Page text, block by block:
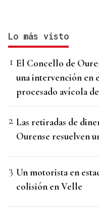
Lo más visto
El Concello de
una intervención en
procesado avícola
Las retiradas de
Ourense resuelven
Un motorista en
colisión en Velle